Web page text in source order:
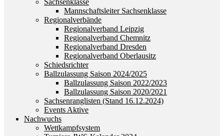
Mannschaftsleiter Sachsenklasse
Regionalverbände
Regionalverband Leipzig
Regionalverband Chemnitz
Regionalverband Dresden
Regionalverband Oberlausitz
Schiedsrichter
Ballzulassung Saison 2024/2025
Ballzulassung Saison 2022/2023
Ballzulassung Saison 2020/2021
Sachsenranglisten (Stand 16.12.2024)
Events Aktive
Nachwuchs
Wettkampfsystem